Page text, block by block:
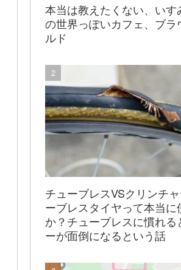
本当は教えたくない、いす
の世界っぽいカフェ、ブラ
ルド
チューブレスVSクリンチ
ーブレスタイヤって本当
か？チューブレスに慣れる
ーが面倒になるという話